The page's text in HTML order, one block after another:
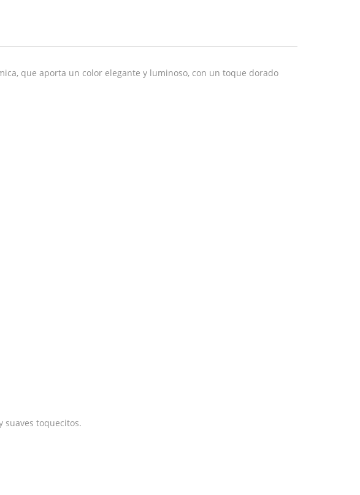
que aporta un color elegante y luminoso, con un toque dorado
suaves toquecitos.